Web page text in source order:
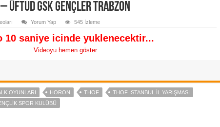
ÜFTUD GSK Gençler Trabzon
Yorum Yap 545 İzleme
10 saniye icinde yuklenecektir...
Videoyu hemen göster
OYUNLARI HORON THOF
THOF ISTANBUL IL YARIŞMASI
SPOR KULÜBÜ